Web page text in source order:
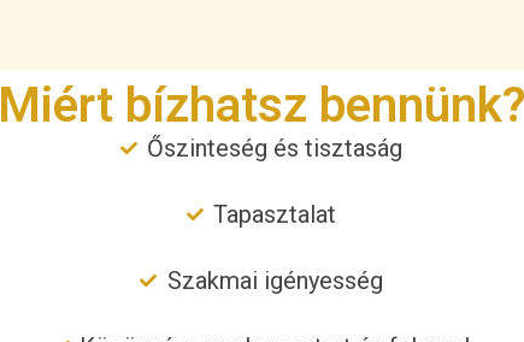
Miért bízhatsz bennünk?
Őszinteség és tisztaság
Tapasztalat
Szakmai igényesség